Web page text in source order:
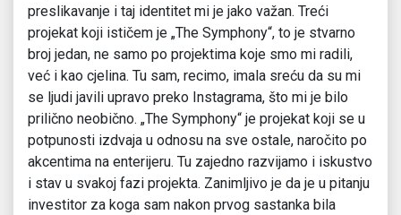
preslikavanje i taj identitet mi je jako važan. Treći
projekat koji ističem je „The Symphony“, to je stvarno
broj jedan, ne samo po projektima koje smo mi radili,
već i kao cjelina. Tu sam, recimo, imala sreću da su mi
se ljudi javili upravo preko Instagrama, što mi je bilo
prilično neobično. „The Symphony“ je projekat koji se u
potpunosti izdvaja u odnosu na sve ostale, naročito po
akcentima na enterijeru. Tu zajedno razvijamo i iskustvo
i stav u svakoj fazi projekta. Zanimljivo je da je u pitanju
investitor za koga sam nakon prvog sastanka bila